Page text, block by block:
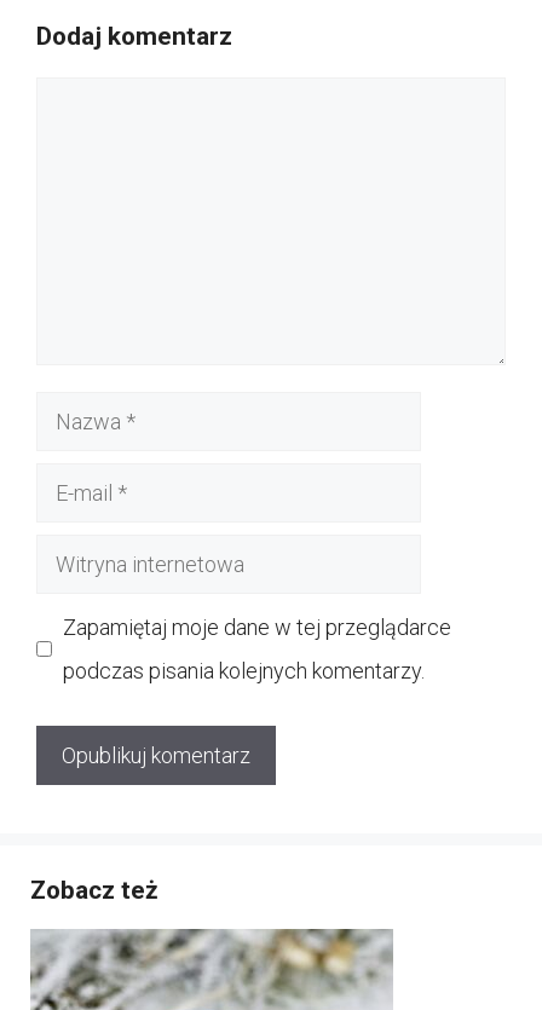
Dodaj komentarz
Nazwa
Witryna
Zapamiętaj moje dane w tej przeglądarce
podczas pisania kolejnych komentarzy.
Zobacz też